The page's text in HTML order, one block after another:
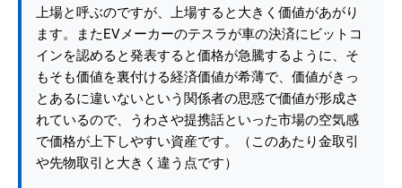
上場と呼ぶのですが、上場すると大きく価値があがり
ます。またEVメーカーのテスラが車の決済にビットコ
インを認めると発表すると価格が急騰するように、そ
もそも価値を裏付ける経済価値が希薄で、価値がきっ
とあるに違いないという関係者の思惑で価値が形成さ
れているので、うわさや提携話といった市場の空気感
で価格が上下しやすい資産です。（このあたり金取引
や先物取引と大きく違う点です）